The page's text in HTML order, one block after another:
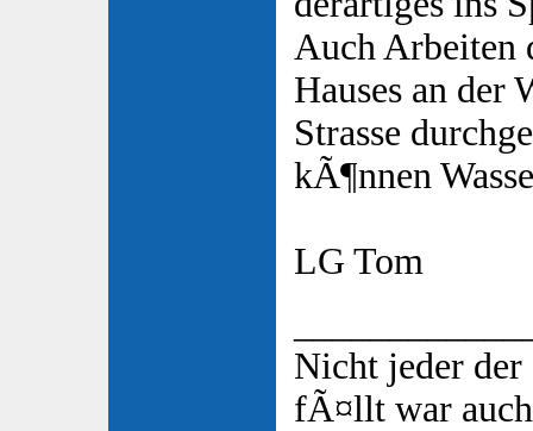
Auch Arbeiten
Hauses an der
Strasse
kÃ¶nnen
LG Tom
Nicht jeder der
fÃ¤llt war